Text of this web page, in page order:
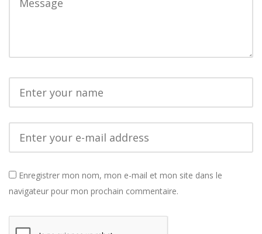
Enregistrer mon nom, mon e-mail et mon site dans le
navigateur pour mon prochain commentaire.